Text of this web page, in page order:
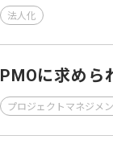
法人化
PMOに求めら
プロジェクトマネジメ